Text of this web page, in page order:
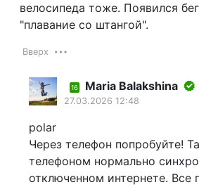
велосипеда тоже. Появился
"плавание со штангой".
Вверх
16 Maria Balakshina
27.03.2026 12:48
polar
Через телефон попробуйте!
телефоном нормально
отключенном интернете. Все